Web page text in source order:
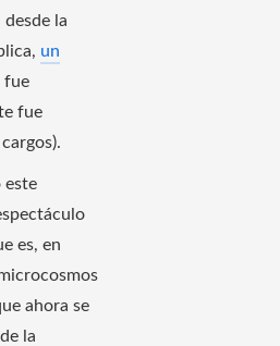
la
un
fue
fue
este
es, en
ahora se
la